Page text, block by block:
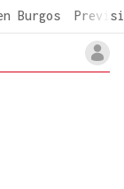
Burgos